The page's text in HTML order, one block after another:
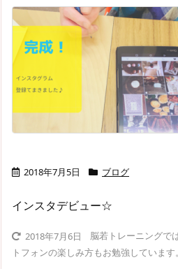
2018年7月5日 ブログ
インスタデビュー☆
2018年7月6日
脳若トレーニングで
トフォンの楽しみ方もお勉強しています